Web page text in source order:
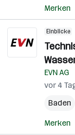
Merken
Einblicke
EVN AG
vor 4
Baden
Merken